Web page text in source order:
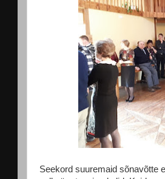
Seekord suuremaid sõnavõtte